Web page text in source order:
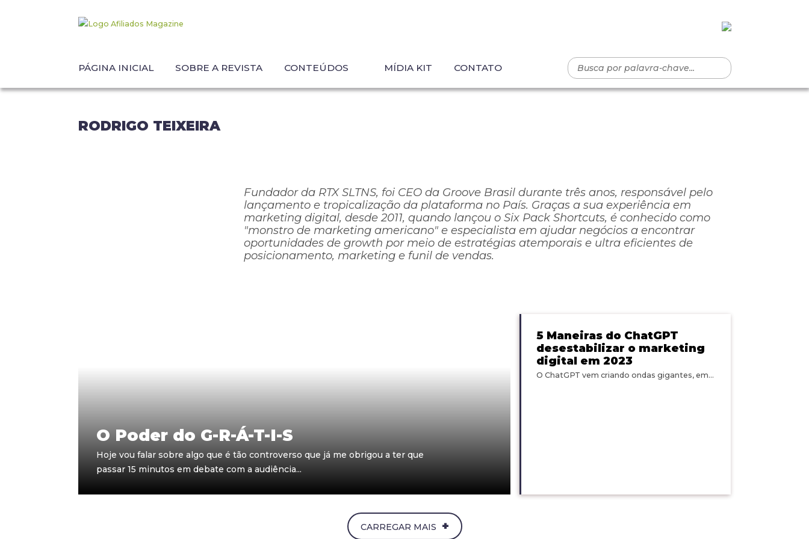
PÁGINA INICIAL SOBRE A REVISTA CONTEÚDOS MÍDIA KIT CONTATO
RODRIGO TEIXEIRA
Fundador da RTX SLTNS, foi CEO da Groove Brasil durante três anos, responsável pelo
lançamento e tropicalização da plataforma no País. Graças a sua experiência em
marketing digital, desde 2011, quando lançou o Six Pack Shortcuts, é conhecido como
"monstro de marketing americano" e especialista em ajudar negócios a encontrar
oportunidades de growth por meio de estratégias atemporais e ultra eficientes de
posicionamento, marketing e funil de vendas.
O Poder do G-R-Á-T-I-S
Hoje vou falar sobre algo que é tão controverso que já me obrigou a ter que
passar 15 minutos em debate com a audiência...
5 Maneiras do ChatGPT
desestabilizar o marketing
digital em 2023
O ChatGPT vem criando ondas gigantes, em...
CARREGAR MAIS +